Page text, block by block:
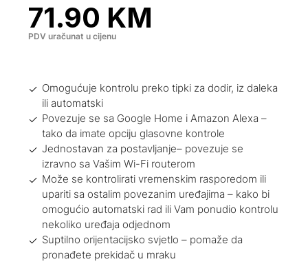
71.90 KM
PDV uračunat u cijenu
Omogućuje kontrolu preko tipki za dodir, iz daleka
ili automatski
Povezuje se sa Google Home i Amazon Alexa –
tako da imate opciju glasovne kontrole
Jednostavan za postavljanje– povezuje se
izravno sa Vašim Wi-Fi routerom
Može se kontrolirati vremenskim rasporedom ili
upariti sa ostalim povezanim uređajima – kako bi
omogućio automatski rad ili Vam ponudio kontrolu
nekoliko uređaja odjednom
Suptilno orijentacijsko svjetlo – pomaže da
pronađete prekidač u mraku